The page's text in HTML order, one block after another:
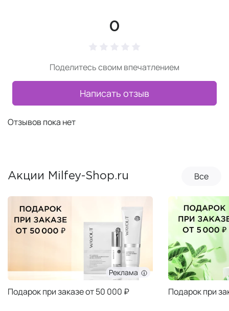
0
Поделитесь своим впечатлением
Написать отзыв
Отзывов пока нет
Акции Milfey-Shop.ru Все
Реклама
Подарок при заказе от 50 000 ₽ Подарок при